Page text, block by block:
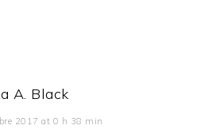
A. Black
2017 at 0 h 38 min